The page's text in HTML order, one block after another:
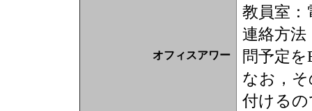
オフィスアワー
教員室：
連絡方法
問予定
なお，
付けるの